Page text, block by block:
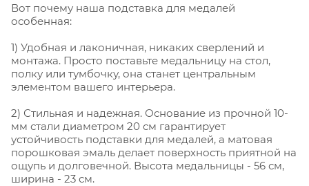
Вот почему наша подставка для медалей
особенная:
1) Удобная и лаконичная, никаких сверлений и
монтажа. Просто поставьте медальницу на стол,
полку или тумбочку, она станет центральным
элементом вашего интерьера.
2) Стильная и надежная. Основание из прочной 10-
мм стали диаметром 20 см гарантирует
устойчивость подставки для медалей, а матовая
порошковая эмаль делает поверхность приятной на
ощупь и долговечной. Высота медальницы - 56 см,
ширина - 23 см.